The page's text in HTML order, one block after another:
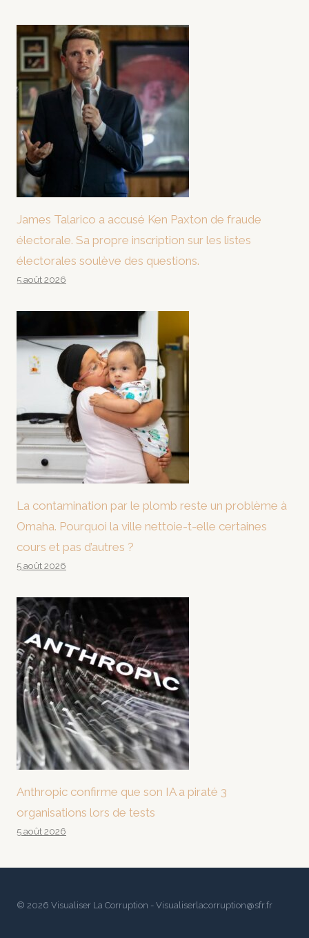
James Talarico a accusé Ken Paxton de fraude
électorale. Sa propre inscription sur les listes
électorales soulève des questions.
5 août 2026
La contamination par le plomb reste un problème à
Omaha. Pourquoi la ville nettoie-t-elle certaines
cours et pas d’autres ?
5 août 2026
Anthropic confirme que son IA a piraté 3
organisations lors de tests
5 août 2026
© 2026 Visualiser La Corruption - Visualiserlacorruption@sfr.fr